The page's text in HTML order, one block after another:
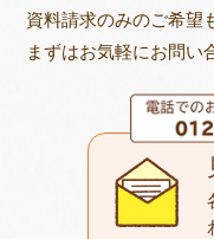
資料請求のみのご希望
まずはお気軽にお問い